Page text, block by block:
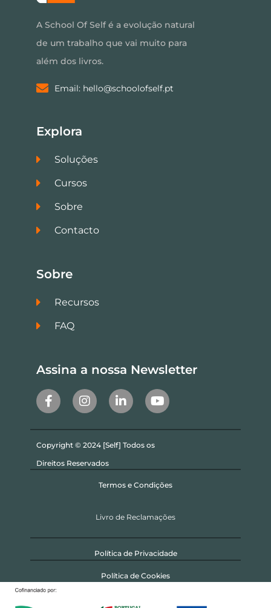
A School Of Self é a evolução natural
de um trabalho que vai muito para
além dos livros.
Email: hello@schoolofself.pt
Explora
Soluções
Cursos
Sobre
Contacto
Sobre
Recursos
FAQ
Assina a nossa Newsletter
Copyright © 2024 [Self] Todos os
Direitos Reservados
Termos e Condições
Livro de Reclamações
Política de Privacidade
Política de Cookies